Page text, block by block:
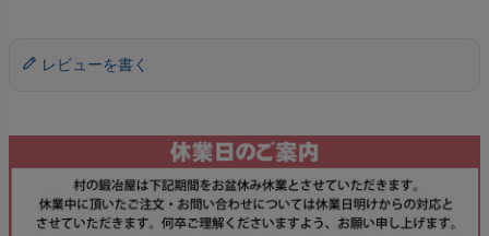
レビューを書く